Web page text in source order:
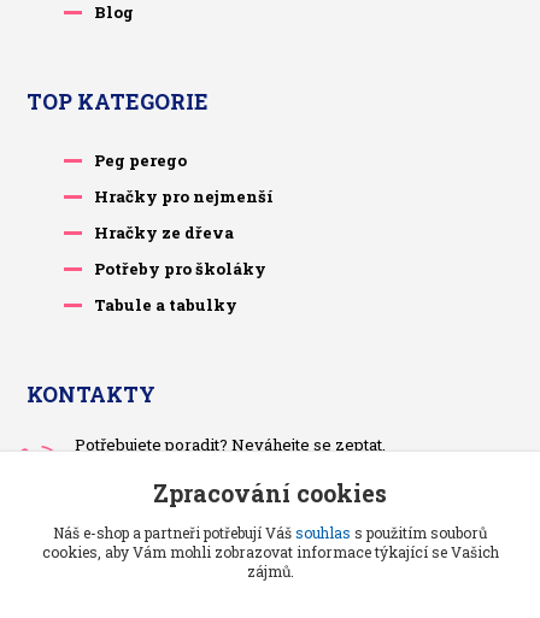
Blog
TOP KATEGORIE
Peg perego
Hračky pro nejmenší
Hračky ze dřeva
Potřeby pro školáky
Tabule a tabulky
KONTAKTY
Potřebujete poradit? Neváhejte se zeptat.
Po-čt, po 13 hodině
pietrasova.p@seznam.cz
Zpracování cookies
Náš e-shop a partneři potřebují Vášsouhlas s použitím souborů
cookies, aby Vám mohli zobrazovat informace týkající se Vašich
zájmů.